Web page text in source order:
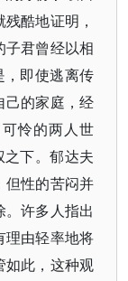
酷地证明，
君曾经以相
，即使逃离传
己的家庭，经
怜的两人世
之下。郁达夫
但性的苦闷并
许多人指出
理由轻率地将
如此，这种观